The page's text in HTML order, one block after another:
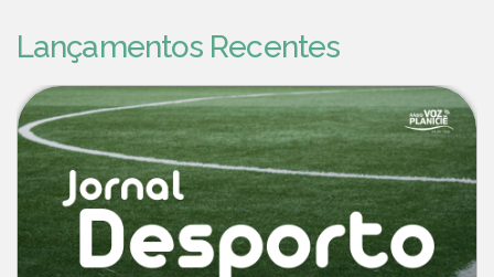
Lançamentos Recentes